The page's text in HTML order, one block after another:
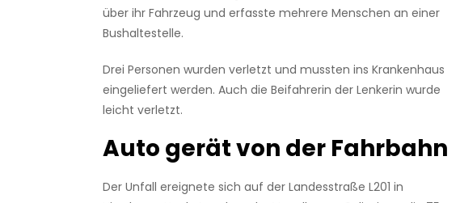
über ihr Fahrzeug und erfasste mehrere Menschen an einer
Bushaltestelle.
Drei Personen wurden verletzt und mussten ins Krankenhaus
eingeliefert werden. Auch die Beifahrerin der Lenkerin wurde
leicht verletzt.
Auto gerät von der Fahrbahn
Der Unfall ereignete sich auf der Landesstraße L201 in